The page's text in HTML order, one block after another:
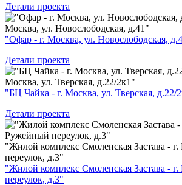
Детали проекта
Москва, ул. Новослободская, д.41"
"Офар - г. Москва, ул. Новослободская,
Детали проекта
Москва, ул. Тверская, д.22/2к1"
"БЦ Чайка - г. Москва, ул. Тверская, д.22/
Детали проекта
"Жилой комплекс Смоленская Застава -
переулок, д.3"
"Жилой комплекс Смоленская Застава -
переулок, д.3"